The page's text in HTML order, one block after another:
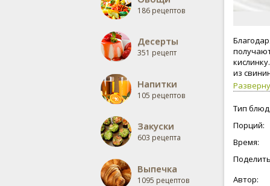
186 рецептов
Десерты
351 рецепт
Напитки
105 рецептов
Закуски
603 рецепта
Выпечка
1095 рецептов
из
Тип
Порций:
Время:
Автор: